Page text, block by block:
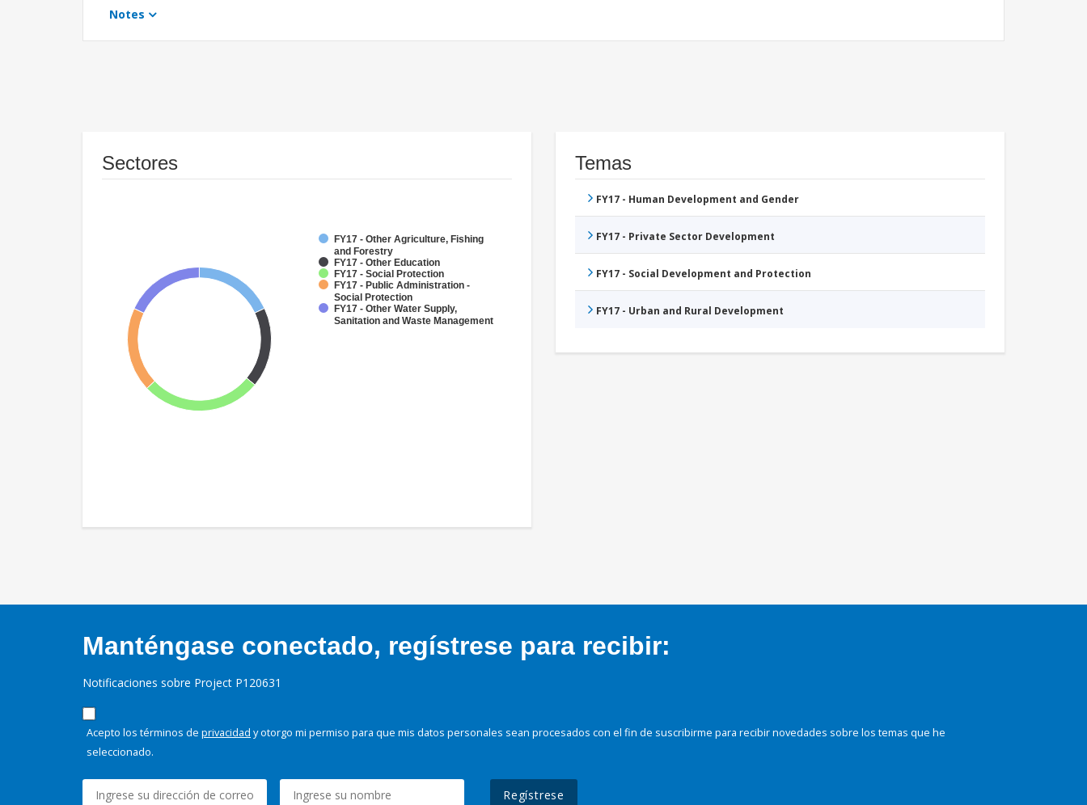
Notes
Sectores
FY17 - Other Agriculture, Fishing
and Forestry
FY17 - Other Education
FY17 - Social Protection
FY17 - Public Administration -
Social Protection
FY17 - Other Water Supply,
Sanitation and Waste Management
Temas
FY17 - Human Development and Gender
FY17 - Private Sector Development
FY17 - Social Development and Protection
FY17 - Urban and Rural Development
Manténgase conectado, regístrese para recibir:
Notificaciones sobre Project P120631
Acepto los términos de privacidad y otorgo mi permiso para que mis datos personales sean procesados con el fin de suscribirme para recibir novedades sobre los temas que he
seleccionado.
Regístrese